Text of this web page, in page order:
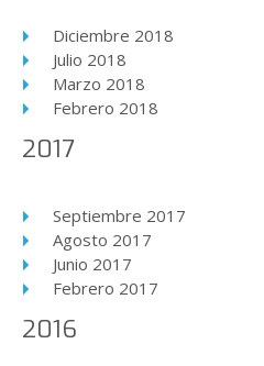
Diciembre 2018
Julio 2018
Marzo 2018
Febrero 2018
2017
Septiembre 2017
Agosto 2017
Junio 2017
Febrero 2017
2016